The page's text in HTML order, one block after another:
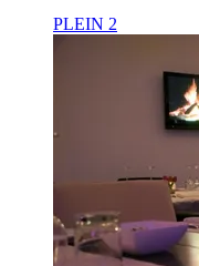
PLEIN 2